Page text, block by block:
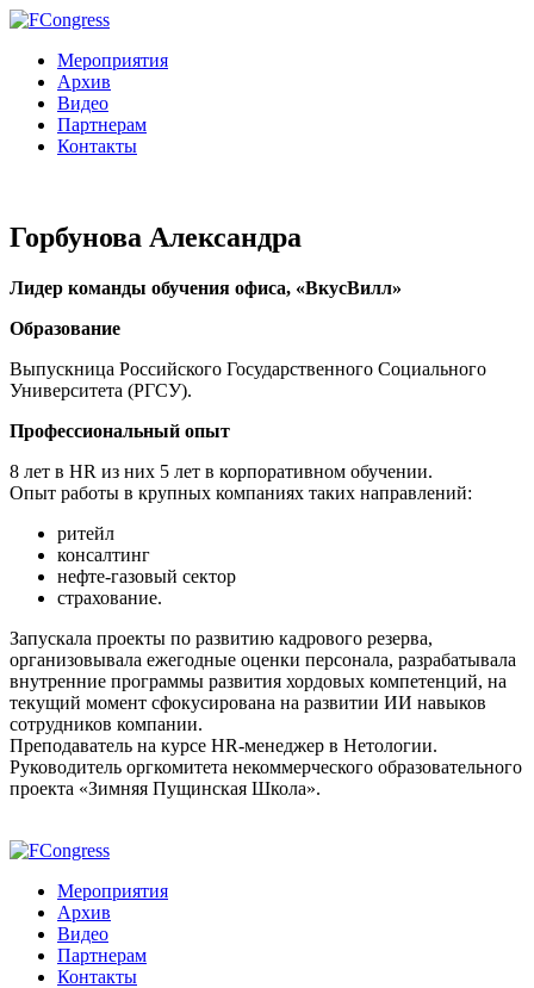
Мероприятия
Архив
Видео
Партнерам
Контакты
Горбунова Александра
Лидер команды обучения офиса, «ВкусВилл»
Образование
Выпускница Российского Государственного Социального
Университета (РГСУ).
Профессиональный опыт
8 лет в HR из них 5 лет в корпоративном обучении.
Опыт работы в крупных компаниях таких направлений:
ритейл
консалтинг
нефте-газовый сектор
страхование.
Запускала проекты по развитию кадрового резерва,
организовывала ежегодные оценки персонала, разрабатывала
внутренние программы развития хордовых компетенций, на
текущий момент сфокусирована на развитии ИИ навыков
сотрудников компании.
Преподаватель на курсе HR-менеджер в Нетологии.
Руководитель оргкомитета некоммерческого образовательного
проекта «Зимняя Пущинская Школа».
Мероприятия
Архив
Видео
Партнерам
Контакты